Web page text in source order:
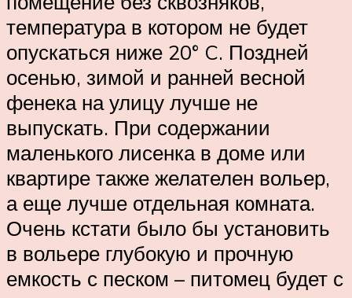
температура в котором не будет
опускаться ниже 20° C. Поздней
осенью, зимой и ранней весной
фенека на улицу лучше не
выпускать. При содержании
маленького лисенка в доме или
квартире также желателен вольер,
а еще лучше отдельная комната.
Очень кстати было бы установить
в вольере глубокую и прочную
емкость с песком – питомец будет с